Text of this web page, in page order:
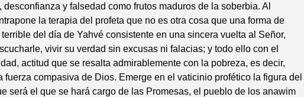
desconfianza y falsedad como frutos maduros de la soberbia. Al
la terapia del profeta que no es otra cosa que una forma de
del día de Yahvé consistente en una sincera vuelta al Señor,
vivir su verdad sin excusas ni falacias; y todo ello con el
actitud que se resalta admirablemente con la pobreza, es decir,
fuerza compasiva de Dios. Emerge en el vaticinio profético la figura del
será el que se hará cargo de las Promesas, el pueblo de los anawim